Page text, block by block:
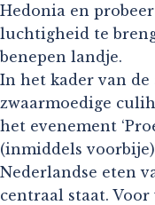
Hedonia en
luchtigheid te
benepen landje.
In het kader van
zwaarmoedige
het evenement
(inmiddels
Nederlandse eten
centraal staat.